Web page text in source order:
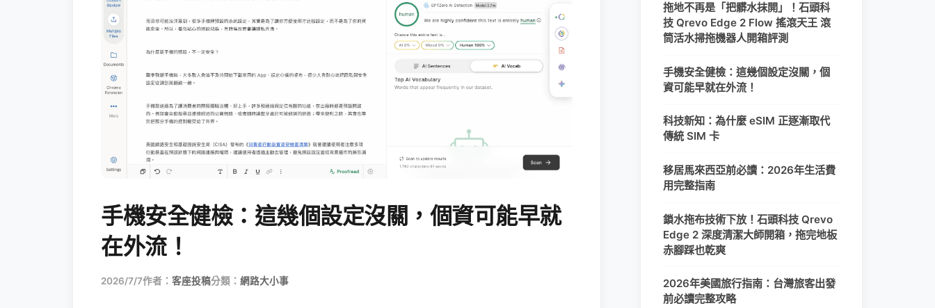
手機安全健檢：這幾個設定沒關，個資可能早就
在外流！
2026/7/7作者： 客座投稿分類： 網路大小事
拖地不再是「把髒水抹開」！石頭科
技 Qrevo Edge 2 Flow 搖滾天王 滾
筒活水掃拖機器人開箱評測
手機安全健檢：這幾個設定沒關，個
資可能早就在外流！
科技新知：為什麼 eSIM 正逐漸取代
傳統 SIM 卡
移居馬來西亞前必讀：2026年生活費
用完整指南
鎖水拖布技術下放！石頭科技 Qrevo
Edge 2 深度清潔大師開箱，拖完地板
赤腳踩也乾爽
2026年美國旅行指南：台灣旅客出發
前必讀完整攻略